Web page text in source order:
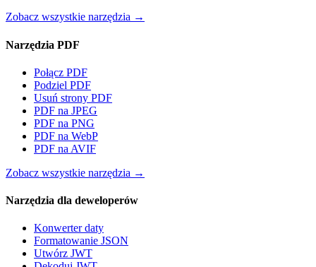
Zobacz wszystkie narzędzia →
Narzędzia PDF
Połącz PDF
Podziel PDF
Usuń strony PDF
PDF na JPEG
PDF na PNG
PDF na WebP
PDF na AVIF
Zobacz wszystkie narzędzia →
Narzędzia dla deweloperów
Konwerter daty
Formatowanie JSON
Utwórz JWT